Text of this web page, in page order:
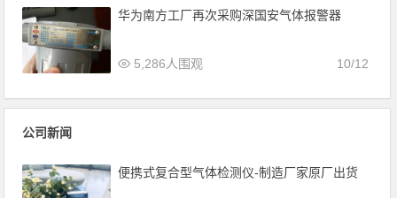
华为南方工厂再次采购深国安气体报警器
10/12
5,286人围观
公司新闻
便携式复合型气体检测仪-制造厂家原厂出货